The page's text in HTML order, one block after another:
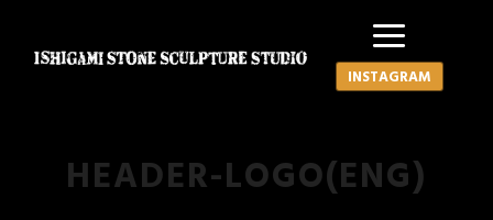
メイ
INSTAGRAM
HEADER-LOGO(ENG)